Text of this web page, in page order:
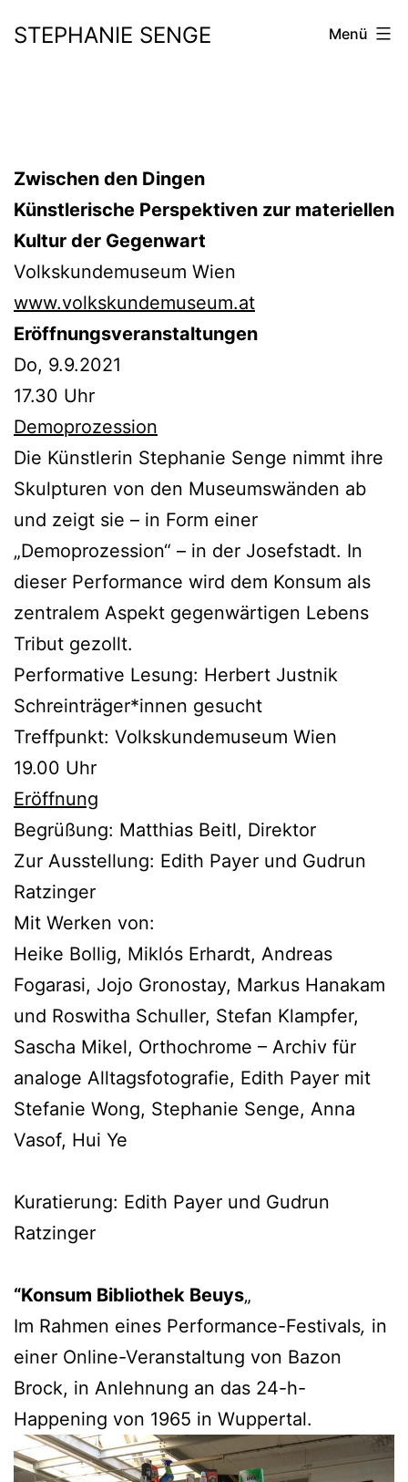
Inhalt
STEPHANIE SENGE Menü
Zwischen den Dingen
Künstlerische Perspektiven zur materiellen
Kultur der Gegenwart
Volkskundemuseum Wien
www.volkskundemuseum.at
Eröffnungsveranstaltungen
Do, 9.9.2021
17.30 Uhr
Demoprozession
Die Künstlerin Stephanie Senge nimmt ihre
Skulpturen von den Museumswänden ab
und zeigt sie – in Form einer
„Demoprozession“ – in der Josefstadt. In
dieser Performance wird dem Konsum als
zentralem Aspekt gegenwärtigen Lebens
Tribut gezollt.
Performative Lesung: Herbert Justnik
Schreinträger*innen gesucht
Treffpunkt: Volkskundemuseum Wien
19.00 Uhr
Eröffnung
Begrüßung: Matthias Beitl, Direktor
Zur Ausstellung: Edith Payer und Gudrun
Ratzinger
Mit Werken von:
Heike Bollig, Miklós Erhardt, Andreas
Fogarasi, Jojo Gronostay, Markus Hanakam
und Roswitha Schuller, Stefan Klampfer,
Sascha Mikel, Orthochrome – Archiv für
analoge Alltagsfotografie, Edith Payer mit
Stefanie Wong, Stephanie Senge, Anna
Vasof, Hui Ye
Kuratierung: Edith Payer und Gudrun
Ratzinger
“Konsum Bibliothek Beuys„
Im Rahmen eines Performance-Festivals, in
einer Online-Veranstaltung von Bazon
Brock, in Anlehnung an das 24-h-
Happening von 1965 in Wuppertal.